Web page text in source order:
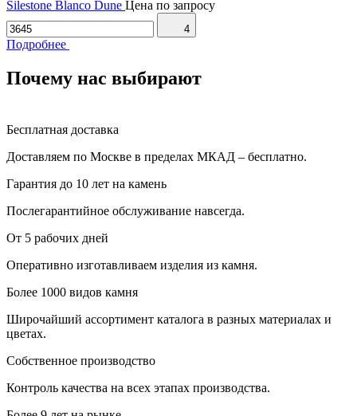
Silestone Blanco Dune Цена по запросу
4
Подробнее
Почему нас выбирают
Бесплатная доставка
Доставляем по Москве в пределах МКАД – бесплатно.
Гарантия до 10 лет на камень
Послегарантийное обслуживание навсегда.
От 5 рабочих дней
Оперативно изготавливаем изделия из камня.
Более 1000 видов камня
Широчайший ассортимент каталога в разных материалах и
цветах.
Собственное производство
Контроль качества на всех этапах производства.